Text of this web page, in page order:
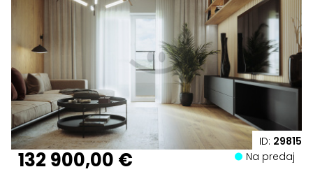
ID: 29815
132 900,00 € Na predaj